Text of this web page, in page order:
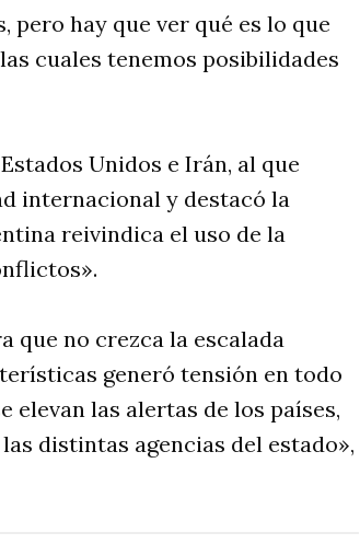
pero hay que ver qué es lo que
cuales tenemos posibilidades
Unidos e Irán, al que
internacional y destacó la
reivindica el uso de la
que no crezca la escalada
generó tensión en todo
elevan las alertas de los países,
distintas agencias del estado»,